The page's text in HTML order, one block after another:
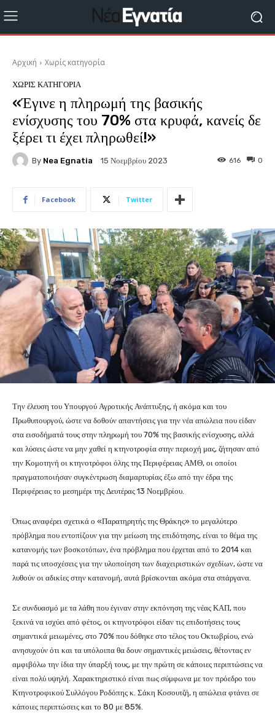
Αρχική Χωρίς κατηγορία
ΧΩΡΊΣ ΚΑΤΗΓΟΡΊΑ
«Έγινε η πληρωμή της βασικής
ενίσχυσης του 70% στα κρυφά, κανείς δε
ξέρει τι έχει πληρωθεί!»
By Nea Egnatia 15 Νοεμβρίου 2023 0
616
Facebook Twitter
Την έλευση του Υπουργού Αγροτικής Ανάπτυξης, ή ακόμα και του
Πρωθυπουργού, ώστε να δοθούν απαντήσεις για την νέα απώλεια που είδαν
στα εισοδήματά τους στην πληρωμή του 70% της βασικής ενίσχυσης, αλλά
και λύσεις ώστε να μην χαθεί η κτηνοτροφία στην περιοχή μας, ζήτησαν από
την Κομοτηνή οι κτηνοτρόφοι όλης της Περιφέρειας ΑΜΘ, οι οποίοι
πραγματοποιήσαν συγκέντρωση διαμαρτυρίας έξω από την έδρα της
Περιφέρειας το μεσημέρι της Δευτέρας 13 Νοεμβρίου.
Όπως αναφέρει σχετικά ο «Παρατηρητής της Θράκης» το μεγαλύτερο
πρόβλημα που εντοπίζουν για την μείωση της επιδότησης, είναι το θέμα της
κατανομής των βοσκοτόπων, ένα πρόβλημα που έρχεται από το 2014 και
παρά τις υποσχέσεις για την υλοποίηση των διαχειριστικών σχεδίων, ώστε να
λυθούν οι αδικίες στην κατανομή, αυτά βρίσκονται ακόμα στα σπάργανα.
Σε συνδυασμό με τα λάθη που έγιναν στην εκπόνηση της νέας ΚΑΠ, που
ξεκινά να ισχύει από φέτος, οι κτηνοτρόφοι είδαν τις επιδοτήσεις τους
σημαντικά μειωμένες, στο 70% που δόθηκε στο τέλος του Οκτωβρίου, ενώ
ανησυχούν ότι και τα υπόλοιπα θα δουν σημαντικές μειώσεις, θέτοντας εν
αμφιβόλω την ίδια την ύπαρξή τους, με την πρώτη σε κάποιες περιπτώσεις να
είναι πολύ υψηλή. Χαρακτηριστικό είναι πως σύμφωνα με τον πρόεδρο του
Κτηνοτροφικού Συλλόγου Ροδόπης κ. Σάκη Κοσουτζή, η απώλεια φτάνει σε
κάποιες περιπτώσεις και το 80 με 85%.